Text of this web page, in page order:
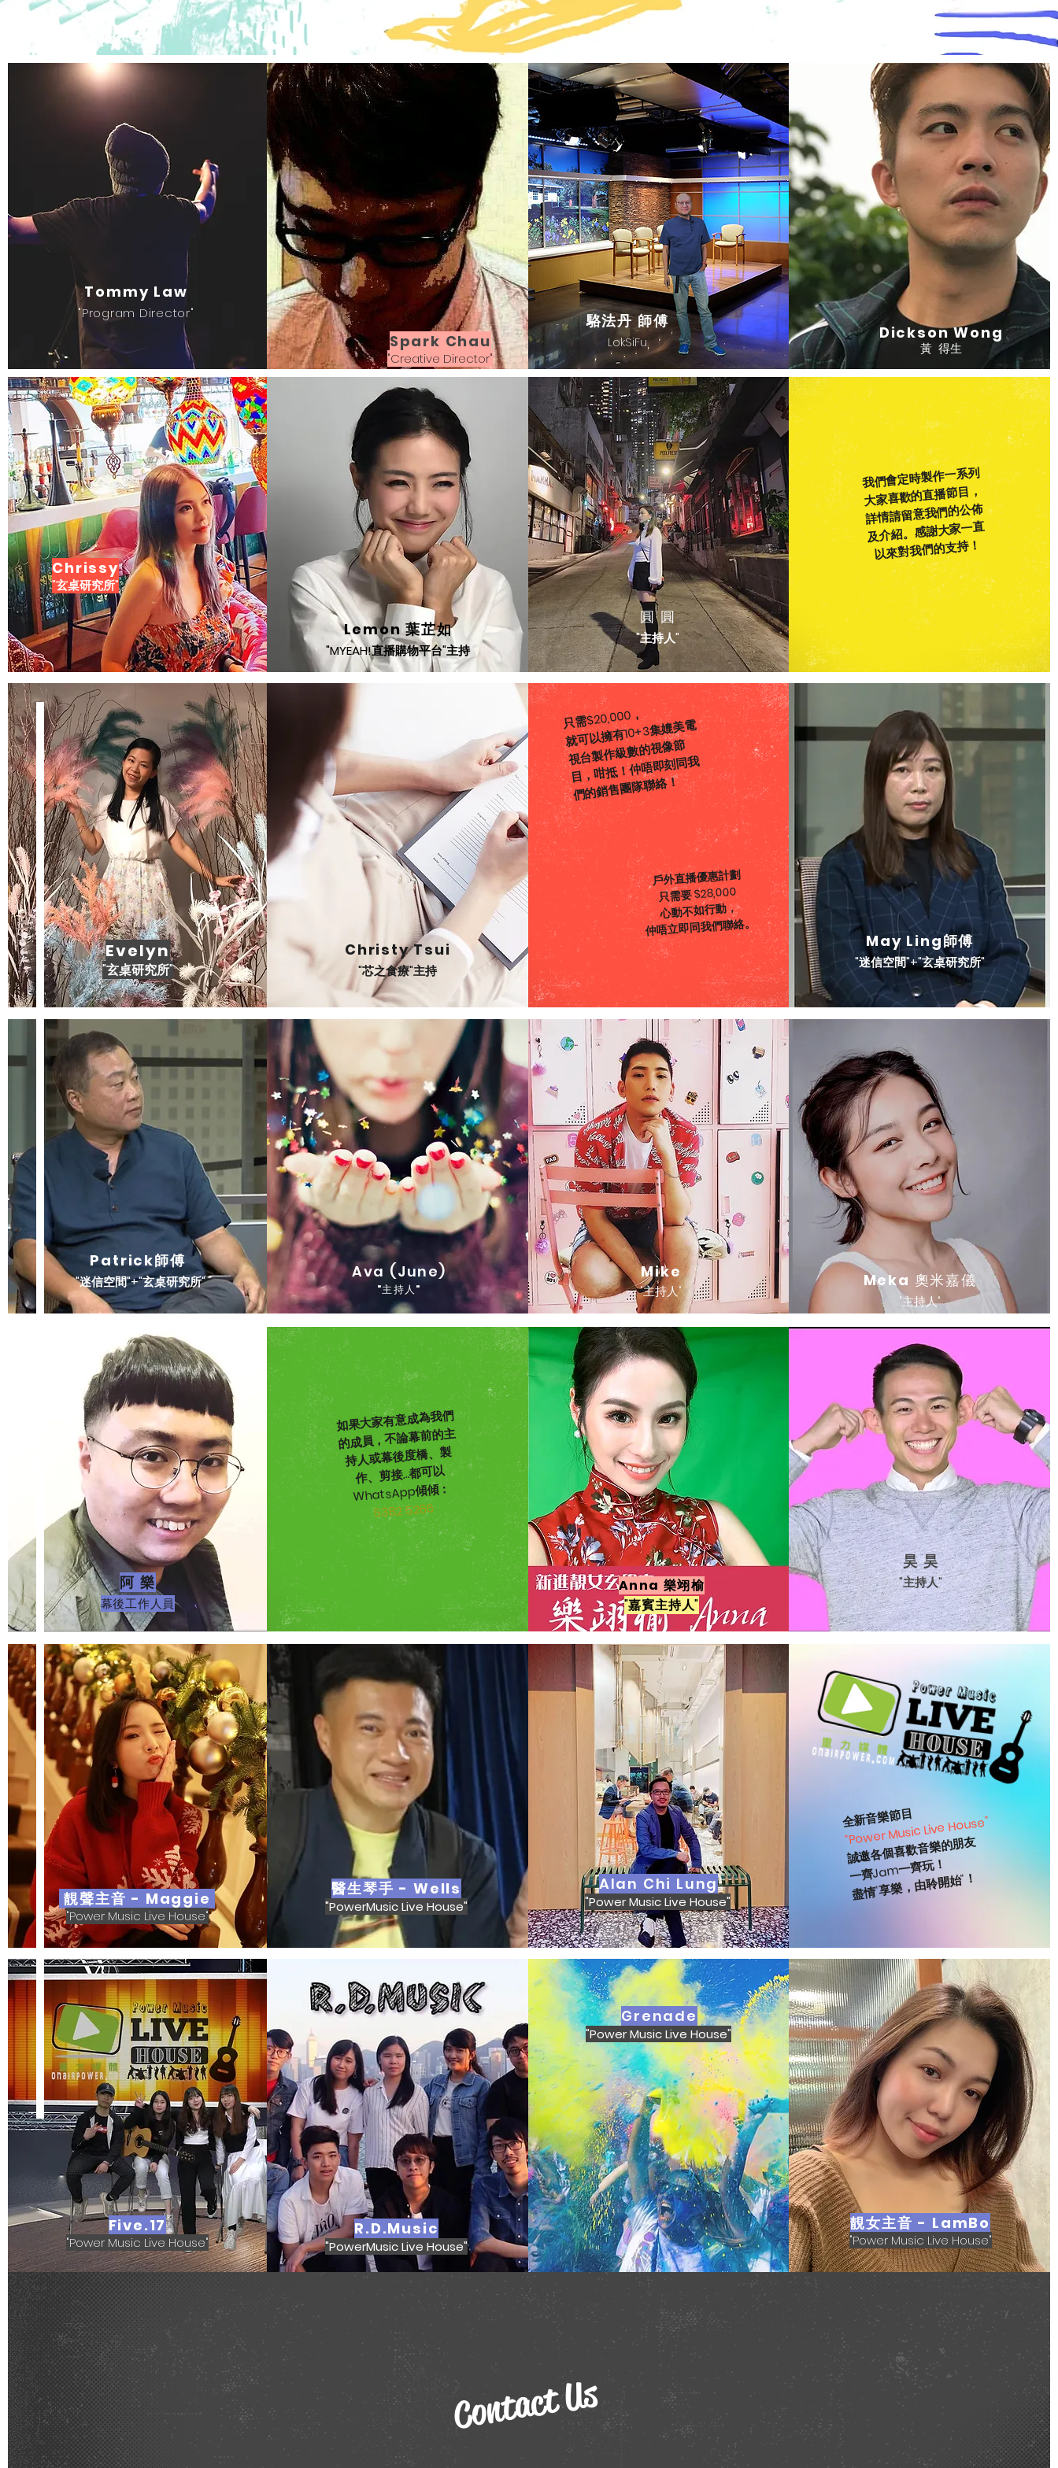
Tommy Law
"Program Director"
Spark Chau
"Creative Director"
駱法丹 師傅
LokSiFu Dickson Wong
黃 得生
Chrissy
"玄桌研究所"
Lemon 葉芷如
"MYEAH!直播購物平台"主持
圓 圓
"主持人"
我們會定時製作一系列
大家喜歡的直播節目，
詳情請留意我們的公佈
及介紹。​感謝大家一直
以來對我們的支持！
Evelyn
"玄桌研究所"
Christy Tsui
"芯之食療"主持
只需$20,000，
就可以擁有10+3集媲美電
視台製作級數的視像節
目，咁抵！仲唔即刻同我
們的銷售團隊聯絡！
戶外直播優惠計劃
只需要 $28,000
心動不如行動，
仲唔立即同我們聯絡。
May Ling師傅
"迷信空間"+"玄桌研究所"
Patrick師傅
"迷信空間"+"玄桌研究所"
Ava (June)
"主持人"
Mike
"主持人"
Meka 奧米嘉儀
"主持人"
​阿 樂
幕後工作人員
如果大家有意成為我們
的成員，不論幕前的主
持人或幕後度橋、製
作、剪接...都可以
WhatsApp傾傾：
5382 5266
Anna 樂翊榆
"嘉賓主持人"
昊 昊
"主持人"
靚聲主音 - Maggie
"Power Music Live House"
醫生琴手 - Wells
"PowerMusic Live House"
Alan Chi Lung
"Power Music Live House"
全新音樂節目
"Power Music Live House"
誠邀各個喜歡音樂的朋友
一齊Jam一齊玩！
盡情"享樂，由聆開始"！
Five.17
"Power Music Live House"
R.D.Music
"PowerMusic Live House"
Grenade
"Power Music Live House"
靚女主音 - LamBo
"Power Music Live House"
Contact Us